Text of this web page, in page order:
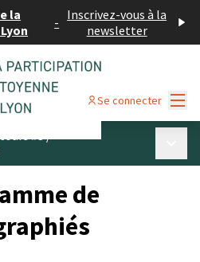
la
- Inscrivez-vous à la
newsletter
Se connecter
#3/
de